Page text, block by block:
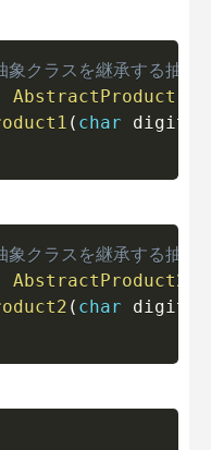
クラスを継承する抽象
AbstractProduct1
( char digit
クラスを継承する抽象
AbstractProduct2
( char digit